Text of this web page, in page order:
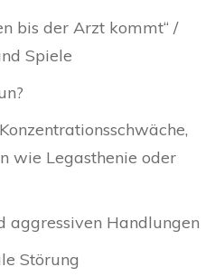
bis der Arzt kommt“ /
Spiele
wie Legasthenie oder
Handlungen
Störung